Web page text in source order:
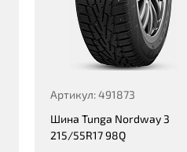
Артикул: 491873
Шина Tunga Nordway 3
215/55R17 98Q